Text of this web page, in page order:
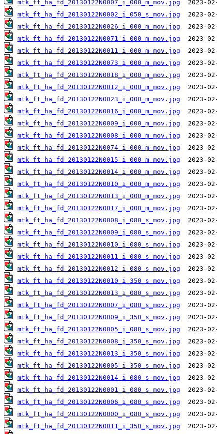
mtk_ft_ha_fd_20130122N0007_i_000_m_mov.jpg
mtk_ft_ha_fd_20130122N0002_i_050_s_mov.jpg
mtk_ft_ha_fd_20130122N0026_i_000_m_mov.jpg
mtk_ft_ha_fd_20130122N0071_i_000_m_mov.jpg
mtk_ft_ha_fd_20130122N0011_i_000_m_mov.jpg
mtk_ft_ha_fd_20130122N0073_i_000_m_mov.jpg
mtk_ft_ha_fd_20130122N0018_i_000_m_mov.jpg
mtk_ft_ha_fd_20130122N0012_i_000_m_mov.jpg
mtk_ft_ha_fd_20130122N0023_i_000_m_mov.jpg
mtk_ft_ha_fd_20130122N0016_i_000_m_mov.jpg
mtk_ft_ha_fd_20130122N0009_i_000_m_mov.jpg
mtk_ft_ha_fd_20130122N0008_i_000_m_mov.jpg
mtk_ft_ha_fd_20130122N0074_i_000_m_mov.jpg
mtk_ft_ha_fd_20130122N0015_i_000_m_mov.jpg
mtk_ft_ha_fd_20130122N0014_i_000_m_mov.jpg
mtk_ft_ha_fd_20130122N0010_i_000_m_mov.jpg
mtk_ft_ha_fd_20130122N0013_i_000_m_mov.jpg
mtk_ft_ha_fd_20130122N0017_i_000_m_mov.jpg
mtk_ft_ha_fd_20130122N0008_i_080_s_mov.jpg
mtk_ft_ha_fd_20130122N0009_i_080_s_mov.jpg
mtk_ft_ha_fd_20130122N0010_i_080_s_mov.jpg
mtk_ft_ha_fd_20130122N0011_i_080_s_mov.jpg
mtk_ft_ha_fd_20130122N0012_i_080_s_mov.jpg
mtk_ft_ha_fd_20130122N0010_i_350_s_mov.jpg
mtk_ft_ha_fd_20130122N0013_i_080_s_mov.jpg
mtk_ft_ha_fd_20130122N0007_i_080_s_mov.jpg
mtk_ft_ha_fd_20130122N0009_i_350_s_mov.jpg
mtk_ft_ha_fd_20130122N0005_i_080_s_mov.jpg
mtk_ft_ha_fd_20130122N0008_i_350_s_mov.jpg
mtk_ft_ha_fd_20130122N0013_i_350_s_mov.jpg
mtk_ft_ha_fd_20130122N0005_i_350_s_mov.jpg
mtk_ft_ha_fd_20130122N0014_i_080_s_mov.jpg
mtk_ft_ha_fd_20130122N0001_i_080_s_mov.jpg
mtk_ft_ha_fd_20130122N0006_i_080_s_mov.jpg
mtk_ft_ha_fd_20130122N0000_i_080_s_mov.jpg
mtk_ft_ha_fd_20130122N0011_i_350_s_mov.jpg